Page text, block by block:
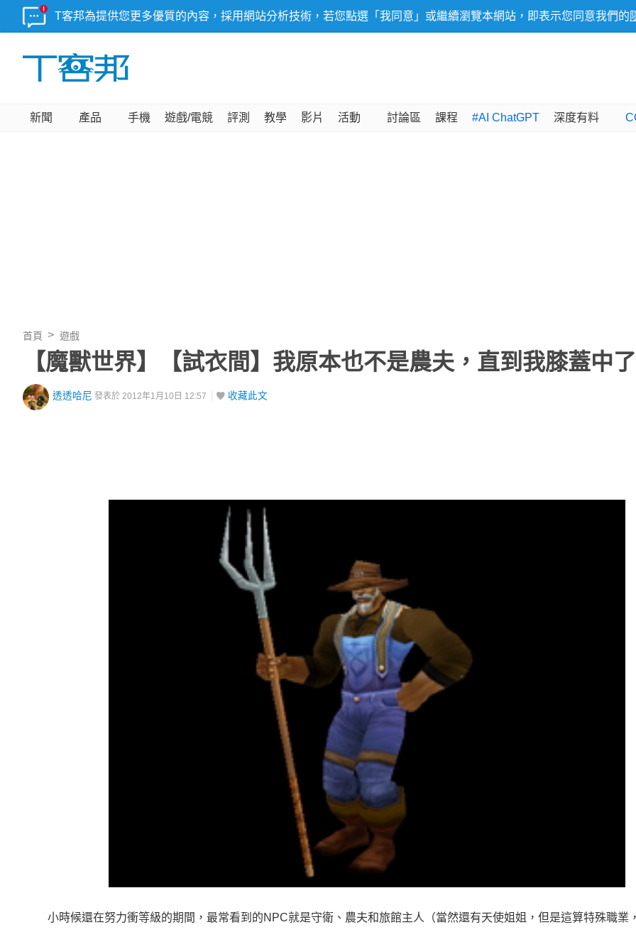
T客邦為提供您更多優質的內容，採用網站分析技術，若您點選「我同意」或繼續瀏覽本網站，即表示您同意我們的
新聞 產品 手機 遊戲/電競 評測 教學 影片 活動 討論區 課程 #AI ChatGPT 深度有料
首頁 遊戲
【魔獸世界】【試衣間】我原本也不是農夫，直到我膝蓋中
透透哈尼 發表於 2012年1月10日 12:57 收藏此文
小時候還在努力衝等級的期間，最常看到的NPC就是守衛、農夫和旅館主人（當然還有天使姐姐，但是這算特殊職業